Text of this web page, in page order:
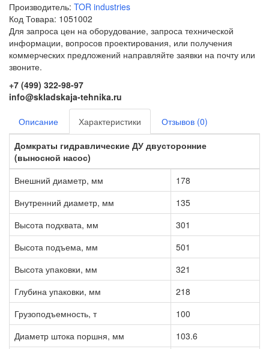
Производитель: TOR industries
Код Товара: 1051002
Для запроса цен на оборудование, запроса технической
информации, вопросов проектирования, или получения
коммерческих предложений направляйте заявки на почту или
звоните.
+7 (499) 322-98-97
info@skladskaja-tehnika.ru
Описание Характеристики
Отзывов (0)
Домкраты гидравлические ДУ двусторонние
(выносной насос)
Внешний диаметр, мм
178
Внутренний диаметр, мм
135
Высота подхвата, мм
301
Высота подъема, мм
501
Высота упаковки, мм
321
Глубина упаковки, мм
218
Грузоподъемность, т
100
Диаметр штока поршня, мм
103.6